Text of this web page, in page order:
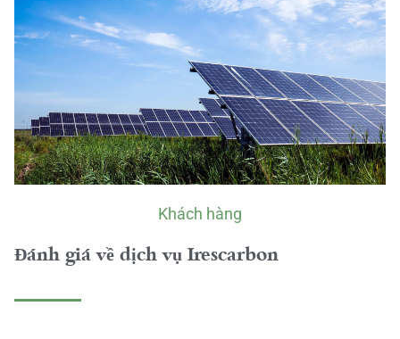
Khách hàng
Đánh giá về dịch vụ Irescarbon